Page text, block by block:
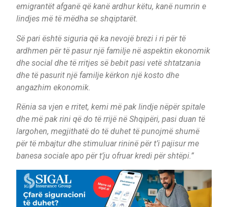
emigrantët afganë që kanë ardhur këtu, kanë numrin e
lindjes më të mëdha se shqiptarët.
Së pari është siguria që ka nevojë brezi i ri për të
ardhmen për të pasur një familje në aspektin ekonomik
dhe social dhe të rritjes së bebit pasi vetë shtatzania
dhe të pasurit një familje kërkon një kosto dhe
angazhim ekonomik.
Rënia sa vjen e rritet, kemi më pak lindje nëpër spitale
dhe më pak rini që do të rrijë në Shqipëri, pasi duan të
largohen, megjithatë do të duhet të punojmë shumë
për të mbajtur dhe stimuluar rininë për t’i pajisur me
banesa sociale apo për t’ju ofruar kredi për shtëpi.”